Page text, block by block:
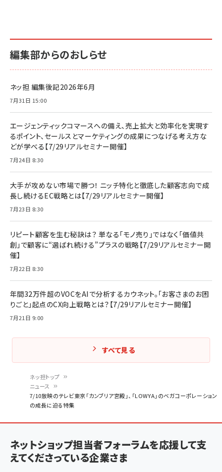
く
ず
ネッ担トップ
ニュース
7/10放映のテレビ東京「カンブリア宮殿」、「LOWYA」のベガコーポレーション
の成長に迫る特集
編集部からのおしらせ
ネッ担 編集後記2026年6月
7月31日 15:00
エージェンティックコマースへの備え、売上拡大と効率化を実現す
るポイント、セールスとマーケティングの成果につなげる考え方な
どが学べる【7/29リアルセミナー開催】
7月24日 8:30
大手が攻めない市場で勝つ！ ニッチ特化と徹底した顧客志向で成
長し続けるEC戦略とは【7/29リアルセミナー開催】
7月23日 8:30
リピート顧客を生む秘訣は？ 単なる「モノ売り」ではなく「価値共
創」で顧客に“選ばれ続ける”プラスの戦略【7/29リアルセミナー開
催】
7月22日 8:30
年間32万件超のVOCをAIで分析するカウネット。「お客さまのお困
りごと」起点のCX向上戦略とは？【7/29リアルセミナー開催】
7月21日 9:00
すべて見る
ネットショップ担当者フォーラムを応援して支
えてくださっている企業さま